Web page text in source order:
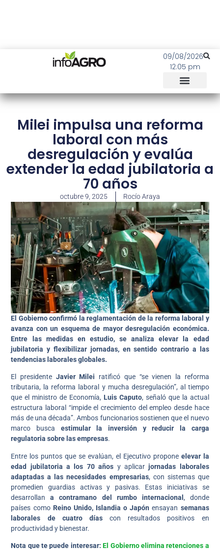
09/08/2026
12:05 pm
Milei impulsa una reforma
laboral con más
desregulación y evalúa
extender la edad jubilatoria a
70 años
octubre 9, 2025 Rocío Araya
El Gobierno confirmó la reglamentación de la reforma laboral y
avanza con un esquema de mayor desregulación económica.
Entre las medidas en estudio, se analiza elevar la edad
jubilatoria y flexibilizar jornadas, en sentido contrario a las
tendencias laborales globales.
El presidente Javier Milei ratificó que “se vienen la reforma
tributaria, la reforma laboral y mucha desregulación”, al tiempo
que el ministro de Economía, Luis Caputo, señaló que la actual
estructura laboral “impide el crecimiento del empleo desde hace
más de una década”. Ambos funcionarios sostienen que el nuevo
marco busca estimular la inversión y reducir la carga
regulatoria sobre las empresas.
Entre los puntos que se evalúan, el Ejecutivo propone elevar la
edad jubilatoria a los 70 años y aplicarjornadas laborales
adaptadas a las necesidades empresarias, con sistemas que
promedien guardias activas y pasivas. Estas iniciativas se
desarrollana contramano del rumbo internacional, donde
países como Reino Unido, Islandia o Japón ensayan semanas
laborales de cuatro díascon resultados positivos en
productividad y bienestar.
Nota que te puede interesar:El Gobierno elimina retenciones a